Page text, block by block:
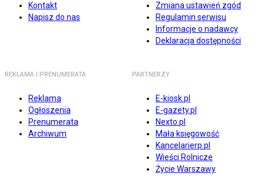
Kontakt
Napisz do nas
Zmiana ustawień zgód
Regulamin serwisu
Informacje o nadawcy
Deklaracja dostępności
REKLAMA I PRENUMERATA
Reklama
Ogłoszenia
Prenumerata
Archiwum
PARTNERZY
E-kiosk.pl
E-gazety.pl
Nexto.pl
Mała księgowość
Kancelarierp.pl
Wieści Rolnicze
Życie Warszawy